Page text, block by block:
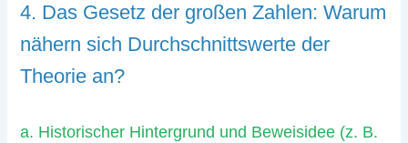
4. Das Gesetz der großen Zahlen: Warum
nähern sich Durchschnittswerte der
Theorie an?
a. Historischer Hintergrund und Beweisidee (z. B.